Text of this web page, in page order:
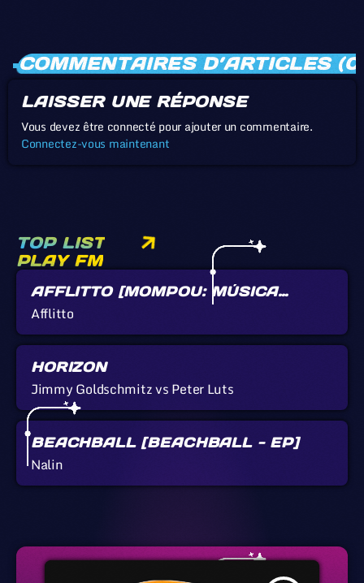
COMMENTAIRES D’ARTICLES
LAISSER UNE RÉPONSE
Vous devez être connecté pour ajouter un commentaire.
Connectez-vous maintenant
TOP LIST
PLAY FM
AFFLITTO [MOMPOU: MÚSICA
CALLADA]
Afflitto
HORIZON
Jimmy Goldschmitz vs Peter Luts
BEACHBALL [BEACHBALL - EP]
Nalin